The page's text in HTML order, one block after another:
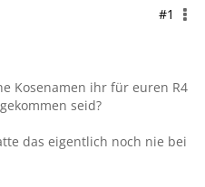
#1
Kosenamen ihr für euren R4
seid?
das eigentlich noch nie bei